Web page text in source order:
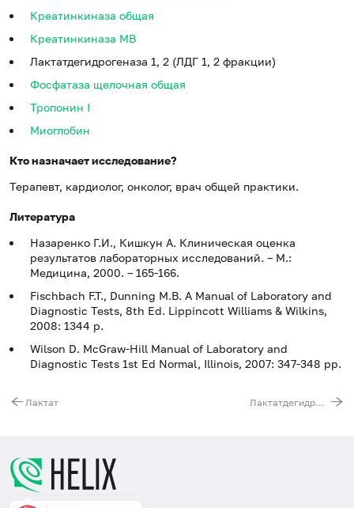
Креатинкиназа общая
Креатинкиназа MB
Лактатдегидрогеназа 1, 2 (ЛДГ 1, 2 фракции)
Фосфатаза щелочная общая
Тропонин I
Миоглобин
Кто назначает исследование?
Терапевт, кардиолог, онколог, врач общей практики.
Литература
Назаренко Г.И., Кишкун А. Клиническая оценка
результатов лабораторных исследований. – М.:
Медицина, 2000. – 165-166.
Fischbach F.T., Dunning M.B. A Manual of Laboratory and
Diagnostic Tests, 8th Ed. Lippincott Williams & Wilkins,
2008: 1344 p.
Wilson D. McGraw-Hill Manual of Laboratory and
Diagnostic Tests 1st Ed Normal, Illinois, 2007: 347-348 pp.
Лактат Лактатдегидрогеназа 1, 2 (ЛДГ 1, 2 фракции)